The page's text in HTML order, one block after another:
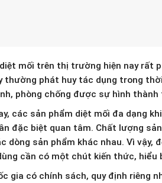
mối trên thị trường hiện nay rất
thường phát huy tác dụng trong
phòng chống được sự hình
các sản phẩm diệt mối đa dạng
đặc biệt quan tâm. Chất lượng
dòng sản phẩm khác nhau. Vì vậy,
cần có một chút kiến thức, hiểu
gia có chính sách, quy định riêng